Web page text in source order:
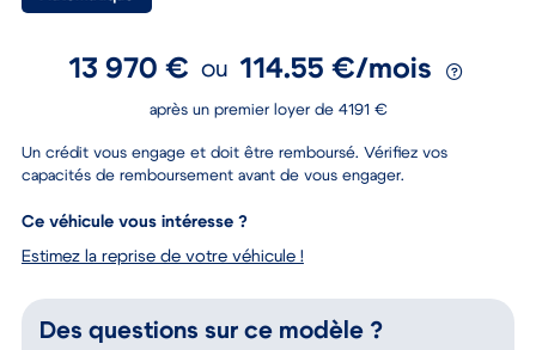
13 970 € ou 114.55 €/mois
après un premier loyer de 4191 €
Un crédit vous engage et doit être remboursé. Vérifiez vos
capacités de remboursement avant de vous engager.
Ce véhicule vous intéresse ?
Estimez la reprise de votre véhicule !
Des questions sur ce modèle ?